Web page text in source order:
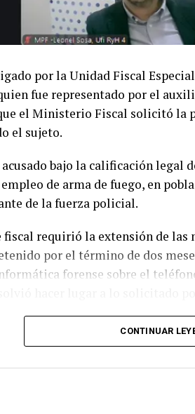
por la Unidad Fiscal
fue representado por el
el Ministerio Fiscal solicitó la
el sujeto.
bajo la calificación legal
de arma de fuego, en
de la fuerza policial.
fiscal requirió la extensión de
por el término de dos
forense sobre el
en Acciones
CONTINUAR